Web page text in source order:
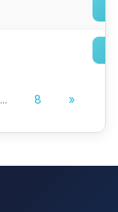
... 8 »